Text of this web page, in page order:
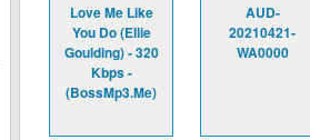
Love Me Like
You Do (Ellie
Goulding) - 320
Kbps -
(BossMp3.Me)
AUD-
20210421-
WA0000